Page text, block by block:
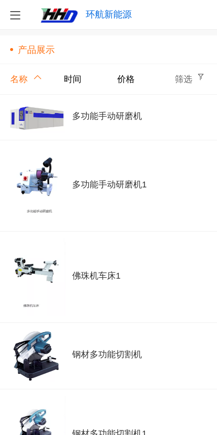
环航新能源
产品展示
名称 时间 价格 筛选
多功能手动研磨机
多功能手动研磨机1
佛珠机车床1
钢材多功能切割机